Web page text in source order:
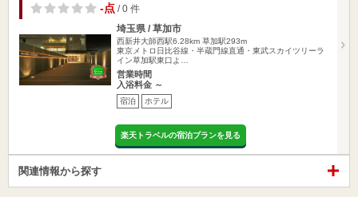
-点/ 0 件
埼玉県 / 草加市
西新井大師西駅6.28km 草加駅293m
東京メトロ日比谷線・半蔵門線直通・東武スカイツリーラ
イン草加駅東口よ…
営業時間
入浴料金 ～
宿泊 ホテル
楽天トラベルの宿泊プランを見る
関連情報から探す